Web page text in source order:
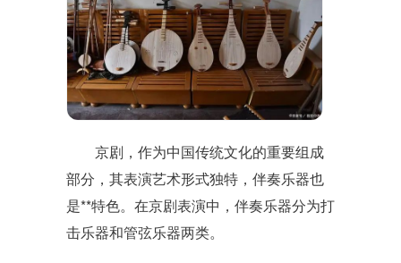
京剧，作为中国传统文化的重要组成
部分，其表演艺术形式独特，伴奏乐器也
是**特色。在京剧表演中，伴奏乐器分为打
击乐器和管弦乐器两类。